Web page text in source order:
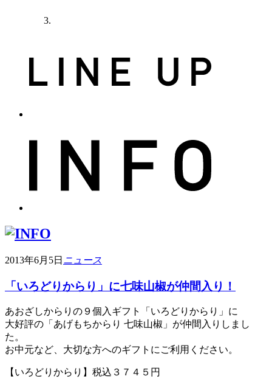
2013年6月5日 ニュース
「いろどりからり」に七味山椒が仲間入り！
あおざしからりの９個入ギフト「いろどりからり」に
大好評の「あげもちからり 七味山椒」が仲間入りしまし
た。
お中元など、大切な方へのギフトにご利用ください。
【いろどりからり】税込３７４５円